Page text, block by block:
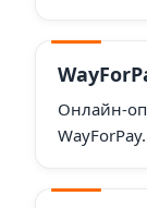
Онлайн-
WayForPay.